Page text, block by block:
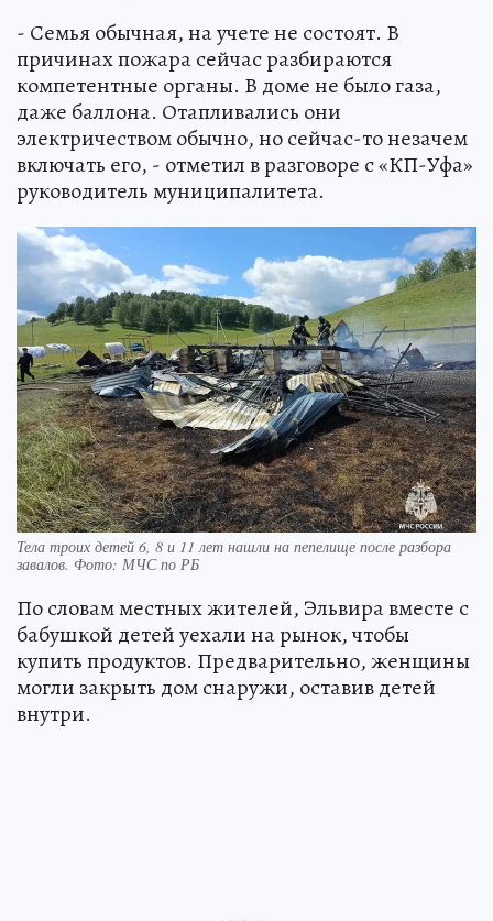
- Семья обычная, на учете не состоят. В
причинах пожара сейчас разбираются
компетентные органы. В доме не было газа,
даже баллона. Отапливались они
электричеством обычно, но сейчас-то незачем
включать его, - отметил в разговоре с «КП-Уфа»
руководитель муниципалитета.
Тела троих детей 6, 8 и 11 лет нашли на пепелище после разбора
завалов. Фото: МЧС по РБ
По словам местных жителей, Эльвира вместе с
бабушкой детей уехали на рынок, чтобы
купить продуктов. Предварительно, женщины
могли закрыть дом снаружи, оставив детей
внутри.